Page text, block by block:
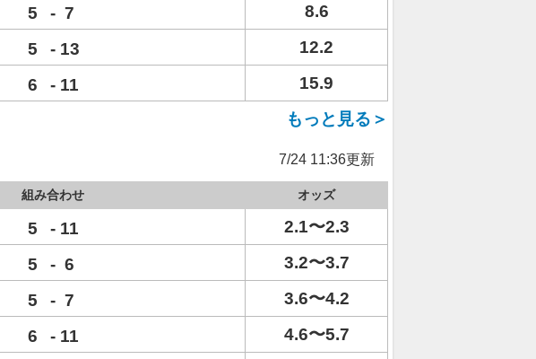
5 - 7
8.6
5 - 13
12.2
6 - 11
15.9
もっと見る＞
7/24 11:36更新
組み合わせ オッズ
5 - 11
2.1〜2.3
5 - 6
3.2〜3.7
5 - 7
3.6〜4.2
6 - 11
4.6〜5.7